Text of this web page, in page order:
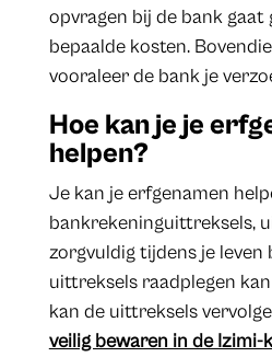
opvragen bij de bank gaat
bepaalde kosten.
vooraleer de bank je
Hoe kan je je
helpen?
Je kan je erfgenamen
bankrekeninguittreksels,
zorgvuldig tijdens je leven
uittreksels raadplegen
kan de uittreksels
veilig bewaren in de Izimi-